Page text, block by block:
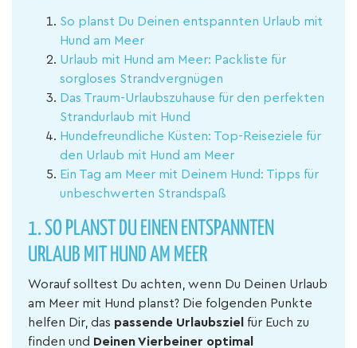
So planst Du Deinen entspannten Urlaub mit
Hund am Meer
Urlaub mit Hund am Meer: Packliste für
sorgloses Strandvergnügen
Das Traum-Urlaubszuhause für den perfekten
Strandurlaub mit Hund
Hundefreundliche Küsten: Top-Reiseziele für
den Urlaub mit Hund am Meer
Ein Tag am Meer mit Deinem Hund: Tipps für
unbeschwerten Strandspaß
1. SO PLANST DU EINEN ENTSPANNTEN
URLAUB MIT HUND AM MEER
Worauf solltest Du achten, wenn Du Deinen Urlaub
am Meer mit Hund planst? Die folgenden Punkte
helfen Dir, das passende Urlaubsziel für Euch zu
finden und Deinen Vierbeiner optimal